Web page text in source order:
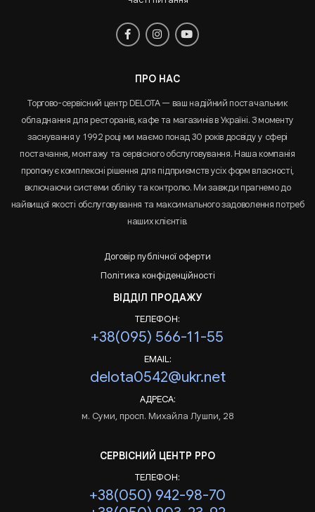
ПРО НАС
Торгово-сервісний центр DELOTA — ваш надійний постачальник
обладнання для ресторанів, кафе та магазинів в Україні. З моменту
заснування у 1992 році ми маємо понад 30 років досвіду у сфері
постачання, монтажу та сервісного обслуговування. Наша компанія
пропонує комплексні рішення для підприємств усіх форм власності,
включаючи системи обліку та контролю. Ми завжди прагнемо до
найвищої якості обслуговування та максимального задоволення потреб
наших клієнтів.
Договір публічної оферти
Політика конфіденційності
ВІДДІЛ ПРОДАЖУ
ТЕЛЕФОН:
+38(095) 566-11-55
EMAIL:
delota0542@ukr.net
АДРЕСА:
м. Суми, просп. Михайла Лушпи, 28
СЕРВІСНИЙ ЦЕНТР РРО
ТЕЛЕФОН:
+38(050) 942-98-70